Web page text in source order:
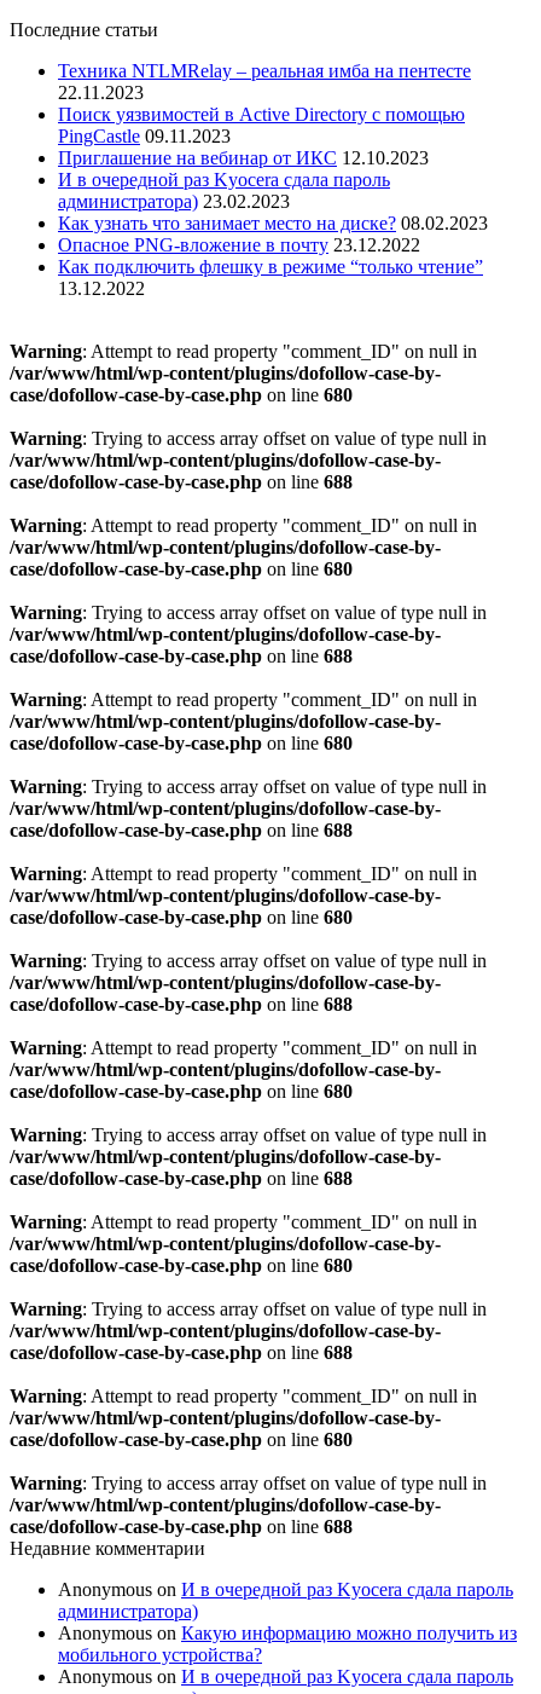
Последние статьи
Техника NTLMRelay – реальная имба на пентесте
22.11.2023
Поиск уязвимостей в Active Directory с помощью
PingCastle 09.11.2023
Приглашение на вебинар от ИКС 12.10.2023
И в очередной раз Kyocera сдала пароль
администратора) 23.02.2023
Как узнать что занимает место на диске? 08.02.2023
Опасное PNG-вложение в почту 23.12.2022
Как подключить флешку в режиме “только чтение”
13.12.2022
Warning: Attempt to read property "comment_ID" on null in
/var/www/html/wp-content/plugins/dofollow-case-by-
case/dofollow-case-by-case.php on line 680
Warning: Trying to access array offset on value of type null in
/var/www/html/wp-content/plugins/dofollow-case-by-
case/dofollow-case-by-case.php on line 688
Warning: Attempt to read property "comment_ID" on null in
/var/www/html/wp-content/plugins/dofollow-case-by-
case/dofollow-case-by-case.php on line 680
Warning: Trying to access array offset on value of type null in
/var/www/html/wp-content/plugins/dofollow-case-by-
case/dofollow-case-by-case.php on line 688
Warning: Attempt to read property "comment_ID" on null in
/var/www/html/wp-content/plugins/dofollow-case-by-
case/dofollow-case-by-case.php on line 680
Warning: Trying to access array offset on value of type null in
/var/www/html/wp-content/plugins/dofollow-case-by-
case/dofollow-case-by-case.php on line 688
Warning: Attempt to read property "comment_ID" on null in
/var/www/html/wp-content/plugins/dofollow-case-by-
case/dofollow-case-by-case.php on line 680
Warning: Trying to access array offset on value of type null in
/var/www/html/wp-content/plugins/dofollow-case-by-
case/dofollow-case-by-case.php on line 688
Warning: Attempt to read property "comment_ID" on null in
/var/www/html/wp-content/plugins/dofollow-case-by-
case/dofollow-case-by-case.php on line 680
Warning: Trying to access array offset on value of type null in
/var/www/html/wp-content/plugins/dofollow-case-by-
case/dofollow-case-by-case.php on line 688
Warning: Attempt to read property "comment_ID" on null in
/var/www/html/wp-content/plugins/dofollow-case-by-
case/dofollow-case-by-case.php on line 680
Warning: Trying to access array offset on value of type null in
/var/www/html/wp-content/plugins/dofollow-case-by-
case/dofollow-case-by-case.php on line 688
Warning: Attempt to read property "comment_ID" on null in
/var/www/html/wp-content/plugins/dofollow-case-by-
case/dofollow-case-by-case.php on line 680
Warning: Trying to access array offset on value of type null in
/var/www/html/wp-content/plugins/dofollow-case-by-
case/dofollow-case-by-case.php on line 688
Недавние комментарии
Anonymous on И в очередной раз Kyocera сдала пароль
администратора)
Anonymous on Какую информацию можно получить из
мобильного устройства?
Anonymous on И в очередной раз Kyocera сдала пароль